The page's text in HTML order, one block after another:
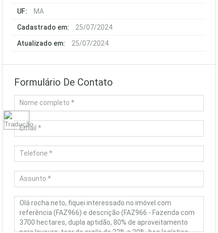
UF: MA
Cadastrado em: 25/07/2024
Atualizado em: 25/07/2024
Formulário De Contato